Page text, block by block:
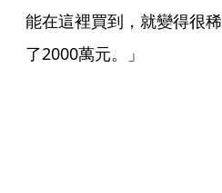
能在這裡買到，就變得很
了2000萬元。」